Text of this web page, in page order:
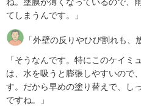
てしまうんです。」
「外壁の反りやひび割れも、
「そうなんです。特にこのケイ
は、水を吸うと膨張しやすいので
す。だから早めの塗り替えで、し
ですね。」